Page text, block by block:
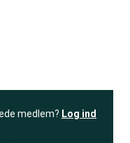
medlem? Log ind